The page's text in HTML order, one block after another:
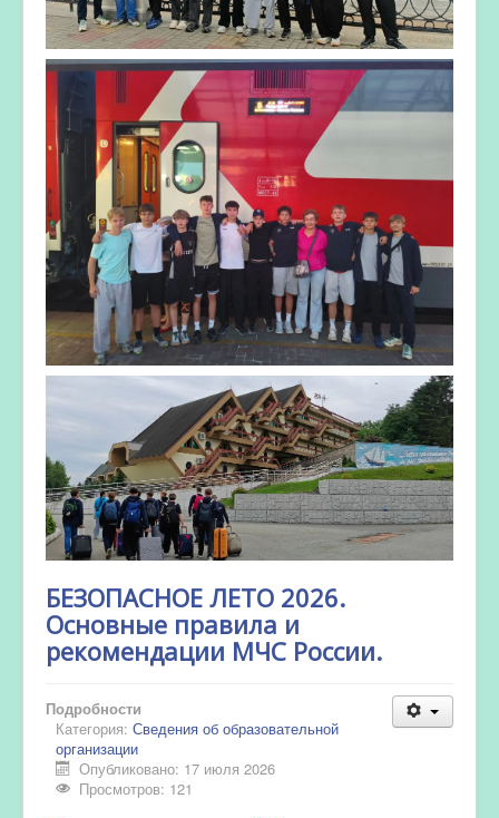
БЕЗОПАСНОЕ ЛЕТО 2026.
Основные правила и
рекомендации МЧС России.
Подробности
Категория: Сведения об образовательной
организации
Опубликовано: 17 июля 2026
Просмотров: 121